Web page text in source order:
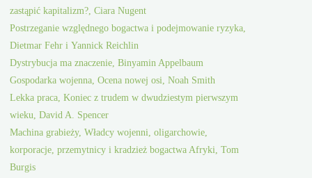
zastąpić kapitalizm?, Ciara Nugent
Postrzeganie względnego bogactwa i podejmowanie ryzyka,
Dietmar Fehr i Yannick Reichlin
Dystrybucja ma znaczenie, Binyamin Appelbaum
Gospodarka wojenna, Ocena nowej osi, Noah Smith
Lekka praca, Koniec z trudem w dwudziestym pierwszym
wieku, David A. Spencer
Machina grabieży, Władcy wojenni, oligarchowie,
korporacje, przemytnicy i kradzież bogactwa Afryki, Tom
Burgis